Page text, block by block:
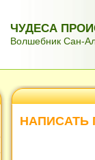
ЧУДЕСА
Волшебник Сан-
НАПИСАТЬ